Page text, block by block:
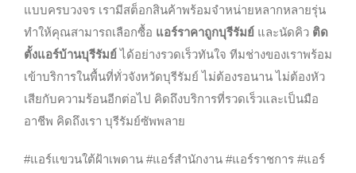
แบบครบวงจร เรามีสต็อกสินค้าพร้อมจำหน่ายหลากหลายรุ่น
ทำให้คุณสามารถเลือกซื้อ แอร์ราคาถูกบุรีรัมย์ และนัดคิว ติด
ตั้งแอร์บ้านบุรีรัมย์ ได้อย่างรวดเร็วทันใจ ทีมช่างของเราพร้อม
เข้าบริการในพื้นที่ทั่วจังหวัดบุรีรัมย์ ไม่ต้องรอนาน ไม่ต้องหัว
เสียกับความร้อนอีกต่อไป คิดถึงบริการที่รวดเร็วและเป็นมือ
อาชีพ คิดถึงเรา บุรีรัมย์ซัพพลาย
#แอร์แขวนใต้ฝ้าเพดาน #แอร์สำนักงาน #แอร์ราชการ #แอร์